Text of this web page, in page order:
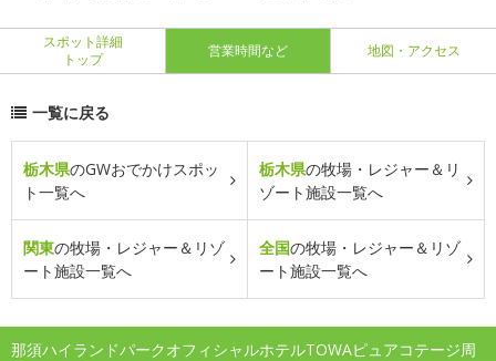
スポット詳細
トップ
営業時間など 地図・アクセス
一覧に戻る
栃木県のGWおでかけスポッ
ト一覧へ
栃木県の牧場・レジャー＆リ
ゾート施設一覧へ
関東の牧場・レジャー＆リゾ
ート施設一覧へ
全国の牧場・レジャー＆リゾ
ート施設一覧へ
那須ハイランドパークオフィシャルホテルTOWAピュアコテージ周